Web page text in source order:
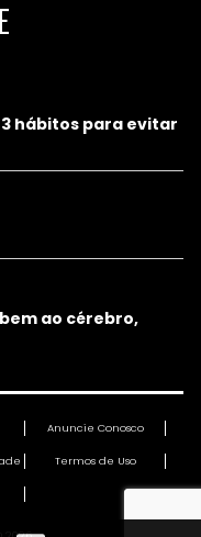
hábitos para evitar
ao cérebro,
Anuncie Conosco
Termos de Uso